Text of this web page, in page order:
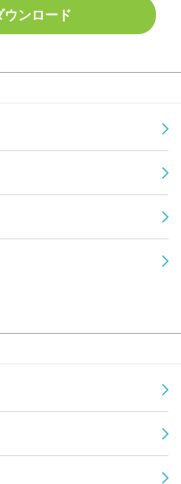
ンロード